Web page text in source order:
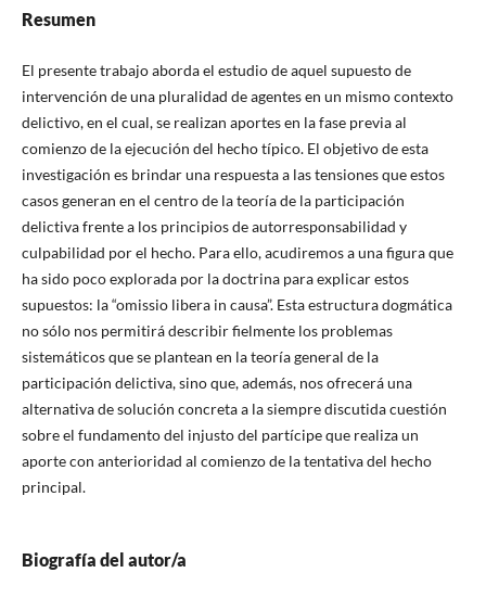
Resumen
El presente trabajo aborda el estudio de aquel supuesto de
intervención de una pluralidad de agentes en un mismo contexto
delictivo, en el cual, se realizan aportes en la fase previa al
comienzo de la ejecución del hecho típico. El objetivo de esta
investigación es brindar una respuesta a las tensiones que estos
casos generan en el centro de la teoría de la participación
delictiva frente a los principios de autorresponsabilidad y
culpabilidad por el hecho. Para ello, acudiremos a una figura que
ha sido poco explorada por la doctrina para explicar estos
supuestos: la “omissio libera in causa”. Esta estructura dogmática
no sólo nos permitirá describir fielmente los problemas
sistemáticos que se plantean en la teoría general de la
participación delictiva, sino que, además, nos ofrecerá una
alternativa de solución concreta a la siempre discutida cuestión
sobre el fundamento del injusto del partícipe que realiza un
aporte con anterioridad al comienzo de la tentativa del hecho
principal.
Biografía del autor/a